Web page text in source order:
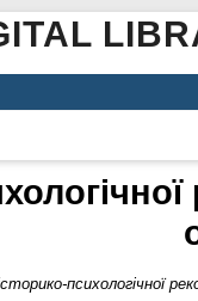
психологічної